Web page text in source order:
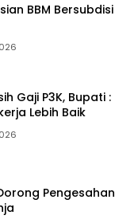
BBM Bersubdisi
Gaji P3K, Bupati :
Lebih Baik
Pengesahan